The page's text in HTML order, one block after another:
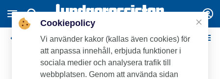
Viega Temponox pressdelar XL
Cookiepolicy
Vi använder kakor (kallas även cookies) för
att anpassa innehåll, erbjuda funktioner i
sociala medier och analysera trafik till
webbplatsen. Genom att använda sidan